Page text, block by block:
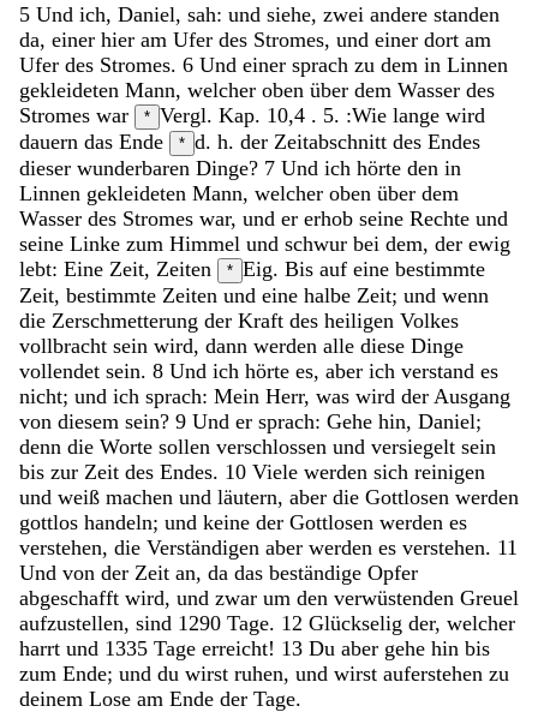
5 Und ich, Daniel, sah: und siehe, zwei andere standen
da, einer hier am Ufer des Stromes, und einer dort am
Ufer des Stromes. 6 Und einer sprach zu dem in Linnen
gekleideten Mann, welcher oben über dem Wasser des
Stromes war * Vergl. Kap. 10,4 . 5. :Wie lange wird
dauern das Ende * d. h. der Zeitabschnitt des Endes
dieser wunderbaren Dinge? 7 Und ich hörte den in
Linnen gekleideten Mann, welcher oben über dem
Wasser des Stromes war, und er erhob seine Rechte und
seine Linke zum Himmel und schwur bei dem, der ewig
lebt: Eine Zeit, Zeiten * Eig. Bis auf eine bestimmte
Zeit, bestimmte Zeiten und eine halbe Zeit; und wenn
die Zerschmetterung der Kraft des heiligen Volkes
vollbracht sein wird, dann werden alle diese Dinge
vollendet sein. 8 Und ich hörte es, aber ich verstand es
nicht; und ich sprach: Mein Herr, was wird der Ausgang
von diesem sein? 9 Und er sprach: Gehe hin, Daniel;
denn die Worte sollen verschlossen und versiegelt sein
bis zur Zeit des Endes. 10 Viele werden sich reinigen
und weiß machen und läutern, aber die Gottlosen werden
gottlos handeln; und keine der Gottlosen werden es
verstehen, die Verständigen aber werden es verstehen. 11
Und von der Zeit an, da das beständige Opfer
abgeschafft wird, und zwar um den verwüstenden Greuel
aufzustellen, sind 1290 Tage. 12 Glückselig der, welcher
harrt und 1335 Tage erreicht! 13 Du aber gehe hin bis
zum Ende; und du wirst ruhen, und wirst auferstehen zu
deinem Lose am Ende der Tage.